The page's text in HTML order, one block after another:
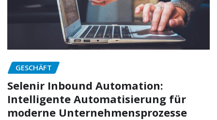
GESCHÄFT
Selenir Inbound Automation:
Intelligente Automatisierung für
moderne Unternehmensprozesse